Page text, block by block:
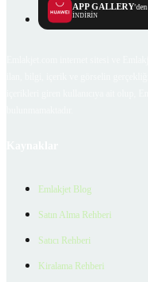
APP GALLERY'den
İNDİRİN
Emlakjet Blog
Satın Alma Rehberi
Satıcı Rehberi
Kiralama Rehberi